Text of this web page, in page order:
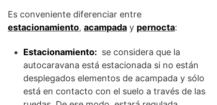
Es conveniente diferenciar entre
estacionamiento, acampada y pernocta:
Estacionamiento: se considera que la
autocaravana está estacionada si no están
desplegados elementos de acampada y sólo
está en contacto con el suelo a través de las